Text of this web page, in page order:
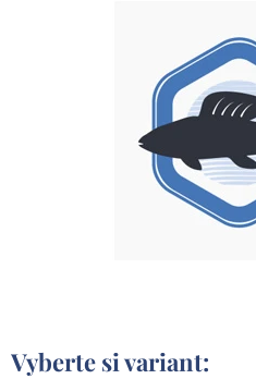
Vyberte si variant: